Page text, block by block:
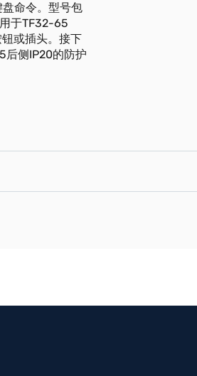
命令。型号包
于TF32-65
或插头。接下
后侧IP20的防护